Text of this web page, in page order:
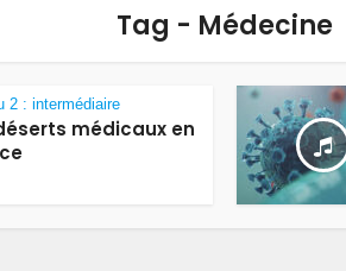
Tag - Médecine
2 : intermédiaire
médicaux en